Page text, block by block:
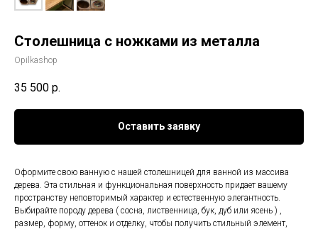
Столешница с ножками из металла
Opilkashop
35 500 р.
Оставить заявку
Оформите свою ванную с нашей столешницей для ванной из массива
дерева. Эта стильная и функциональная поверхность придает вашему
пространству неповторимый характер и естественную элегантность.
Выбирайте породу дерева ( сосна, лиственница, бук, дуб или ясень ) ,
размер, форму, оттенок и отделку, чтобы получить стильный элемент,